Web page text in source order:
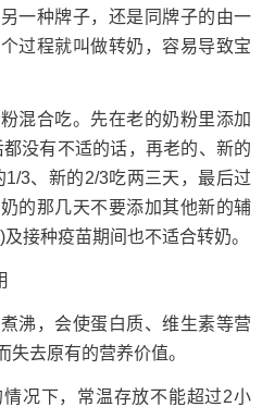
种牌子，还是同牌子的由一
过程就叫做转奶，容易导致宝
合吃。先在老的奶粉里添加
没有不适的话，再老的、新的
3、新的2/3吃两三天，最后过
的那几天不要添加其他新的辅
接种疫苗期间也不适合转奶。
，会使蛋白质、维生素等营
去原有的营养价值。
况下，常温存放不能超过2小